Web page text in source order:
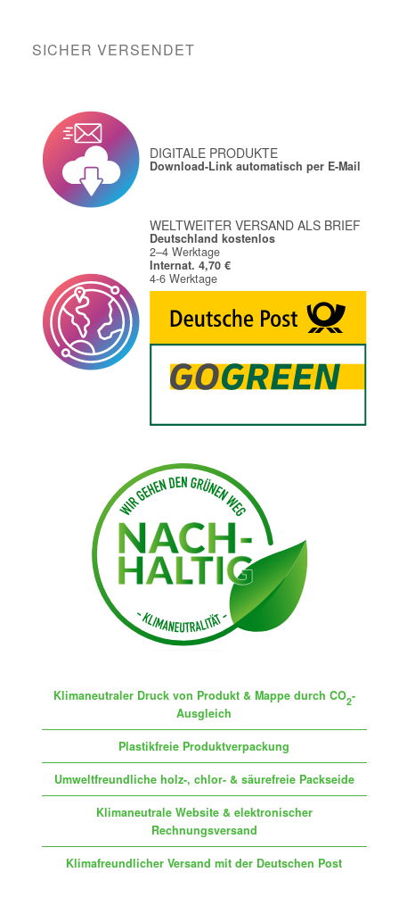
SICHER VERSENDET
DIGITALE PRODUKTE
Download-Link automatisch per E-Mail
WELTWEITER VERSAND ALS BRIEF
Deutschland kostenlos
2–4 Werktage
Internat. 4,70 €
4-6 Werktage
Klimaneutraler Druck von Produkt & Mappe durch CO2-
Ausgleich
Plastikfreie Produktverpackung
Umweltfreundliche holz-, chlor- & säurefreie Packseide
Klimaneutrale Website & elektronischer
Rechnungsversand
Klimafreundlicher Versand mit der Deutschen Post